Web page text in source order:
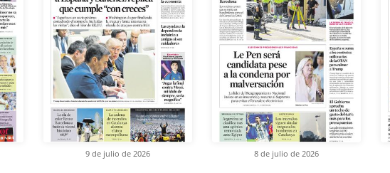
9 de julio de 2026 8 de julio de 2026